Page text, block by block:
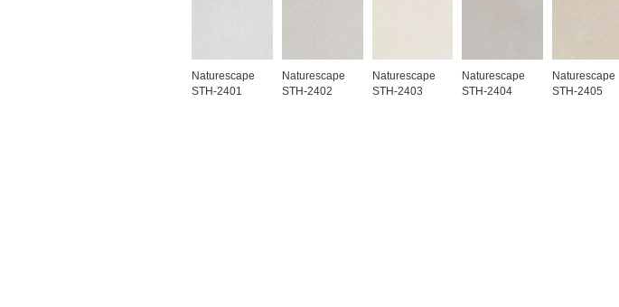
Naturescape
STH-2401
Naturescape
STH-2402
Naturescape
STH-2403
Naturescape
STH-2404
Naturescape
STH-2405